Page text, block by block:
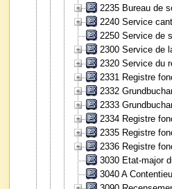
2235 Bureau de
2240 Service
2250 Service de
2300 Service de
2320 Service du
2331 Registre
2332
2333
2334 Registre
2335 Registre
2336 Registre
3030 Etat-major
3040 A